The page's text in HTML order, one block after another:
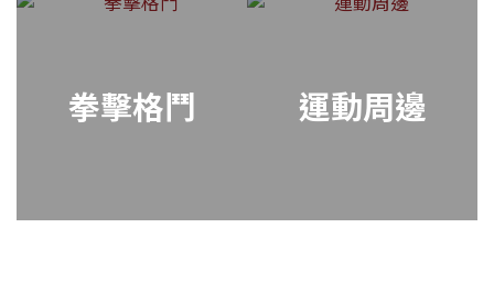
拳擊格鬥 運動周邊